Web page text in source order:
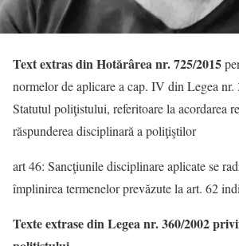
Text extras din Hotărârea nr. 725/2015
normelor de aplicare a cap. IV din Legea
Statutul poliţistului, referitoare la acordarea
răspunderea disciplinară a poliţiştilor
art 46: Sancţiunile disciplinare aplicate se
împlinirea termenelor prevăzute la art. 62
Texte extrase din Legea nr. 360/2002